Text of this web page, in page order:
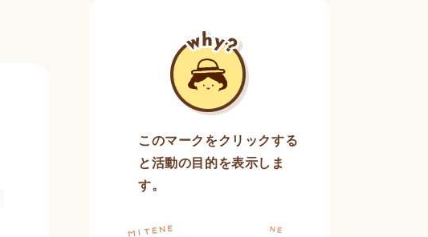
このマークをクリックする
と活動の目的を表示しま
す。